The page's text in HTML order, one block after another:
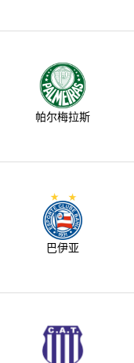
帕尔梅拉斯
巴伊亚